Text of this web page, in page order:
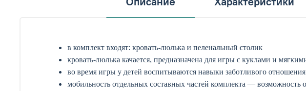
в комплект входят: кровать-люлька и пеленальный столик
кровать-люлька качается, предназначена для игры с куклами и
во время игры у детей воспитываются навыки заботливого отношения
мобильность отдельных составных частей комплекта — возможность